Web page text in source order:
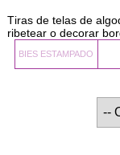
Tiras de telas de
ribetear o decorar
BIES ESTAMPADO